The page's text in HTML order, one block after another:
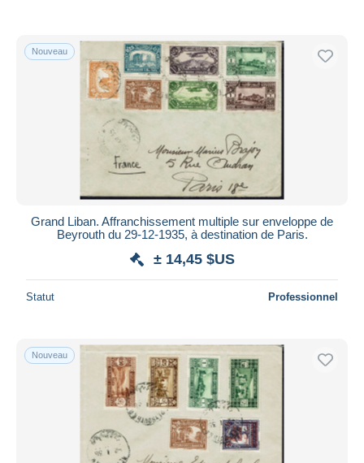
Nouveau
Grand Liban. Affranchissement multiple sur enveloppe de
Beyrouth du 29-12-1935, à destination de Paris.
± 14,45 $US
Statut Professionnel
Nouveau